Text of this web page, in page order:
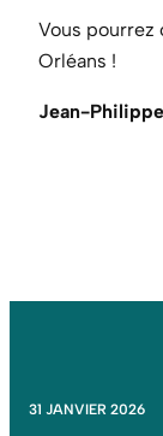
Vous pourrez
Orléans !
Jean-
31 JANVIER 2026